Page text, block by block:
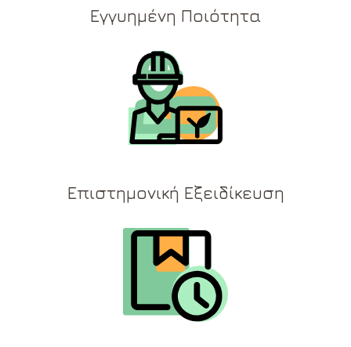
Εγγυημένη Ποιότητα
Επιστημονική Εξειδίκευση